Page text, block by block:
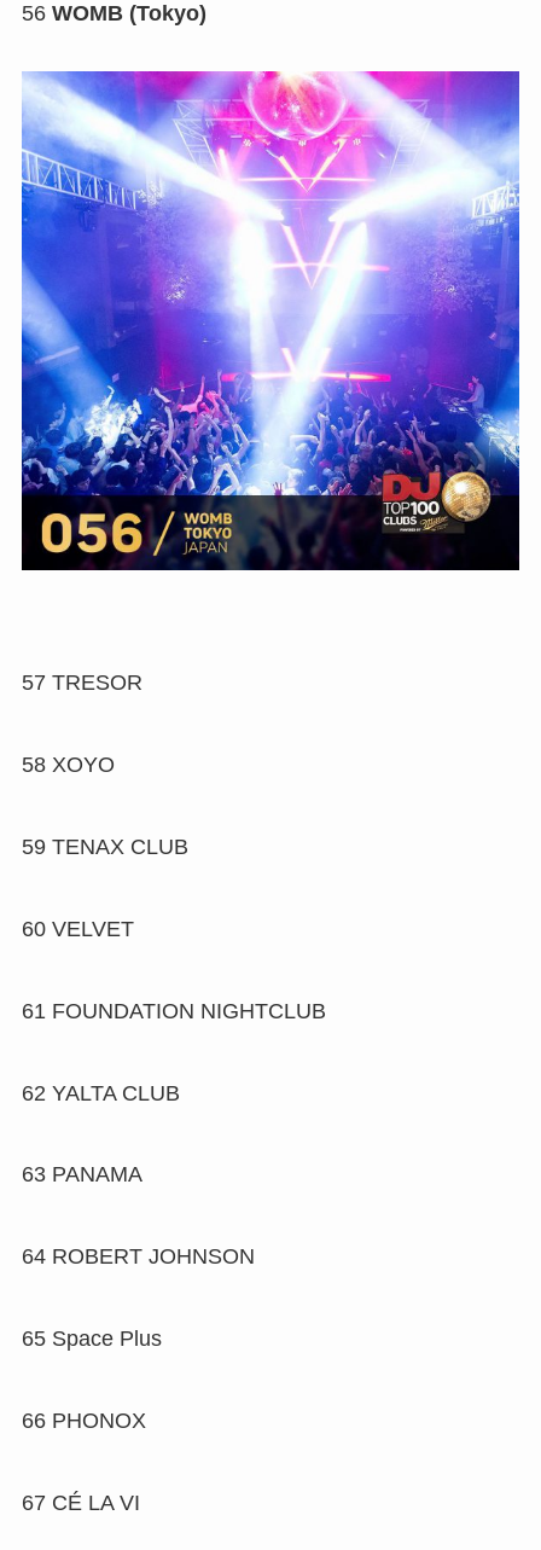
56 WOMB (Tokyo)
57 TRESOR
58 XOYO
59 TENAX CLUB
60 VELVET
61 FOUNDATION NIGHTCLUB
62 YALTA CLUB
63 PANAMA
64 ROBERT JOHNSON
65 Space Plus
66 PHONOX
67 CÉ LA VI